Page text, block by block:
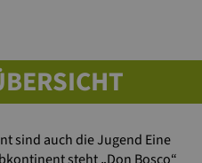
sind auch die Jugend Eine